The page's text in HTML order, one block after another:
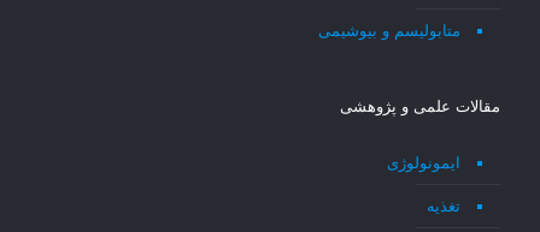
متابولیسم و بیوشیمی
مقالات علمی و پژوهشی
ایمونولوژی
تغذیه